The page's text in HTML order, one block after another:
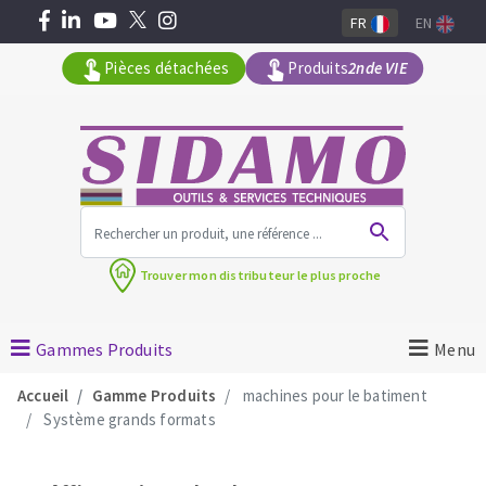
MACHINES POUR LE BATIMENT
Meuleuses angulaires
Surfaceuses à béton
Pièces détachées Produits2nde VIE
FR EN
Trouver mondistributeur le plus proche
Gammes Produits Menu
Accueil Gamme Produits
machines pour le batiment
Système grands formats